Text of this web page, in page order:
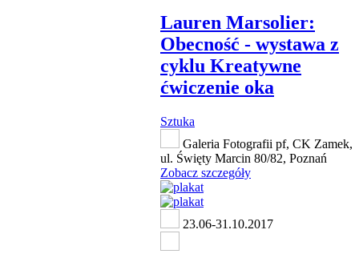
Lauren Marsolier:
Obecność - wystawa z
cyklu Kreatywne
ćwiczenie oka
Sztuka
Galeria Fotografii pf, CK Zamek,
ul. Święty Marcin 80/82, Poznań
Zobacz szczegóły
23.06-31.10.2017